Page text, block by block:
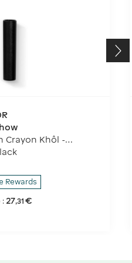
Crayon Khôl -
Intense
Rewards
: 27,31 €